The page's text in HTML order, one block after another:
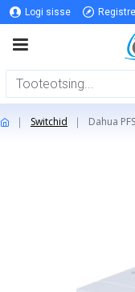
Logi sisse
Switchid Dahua